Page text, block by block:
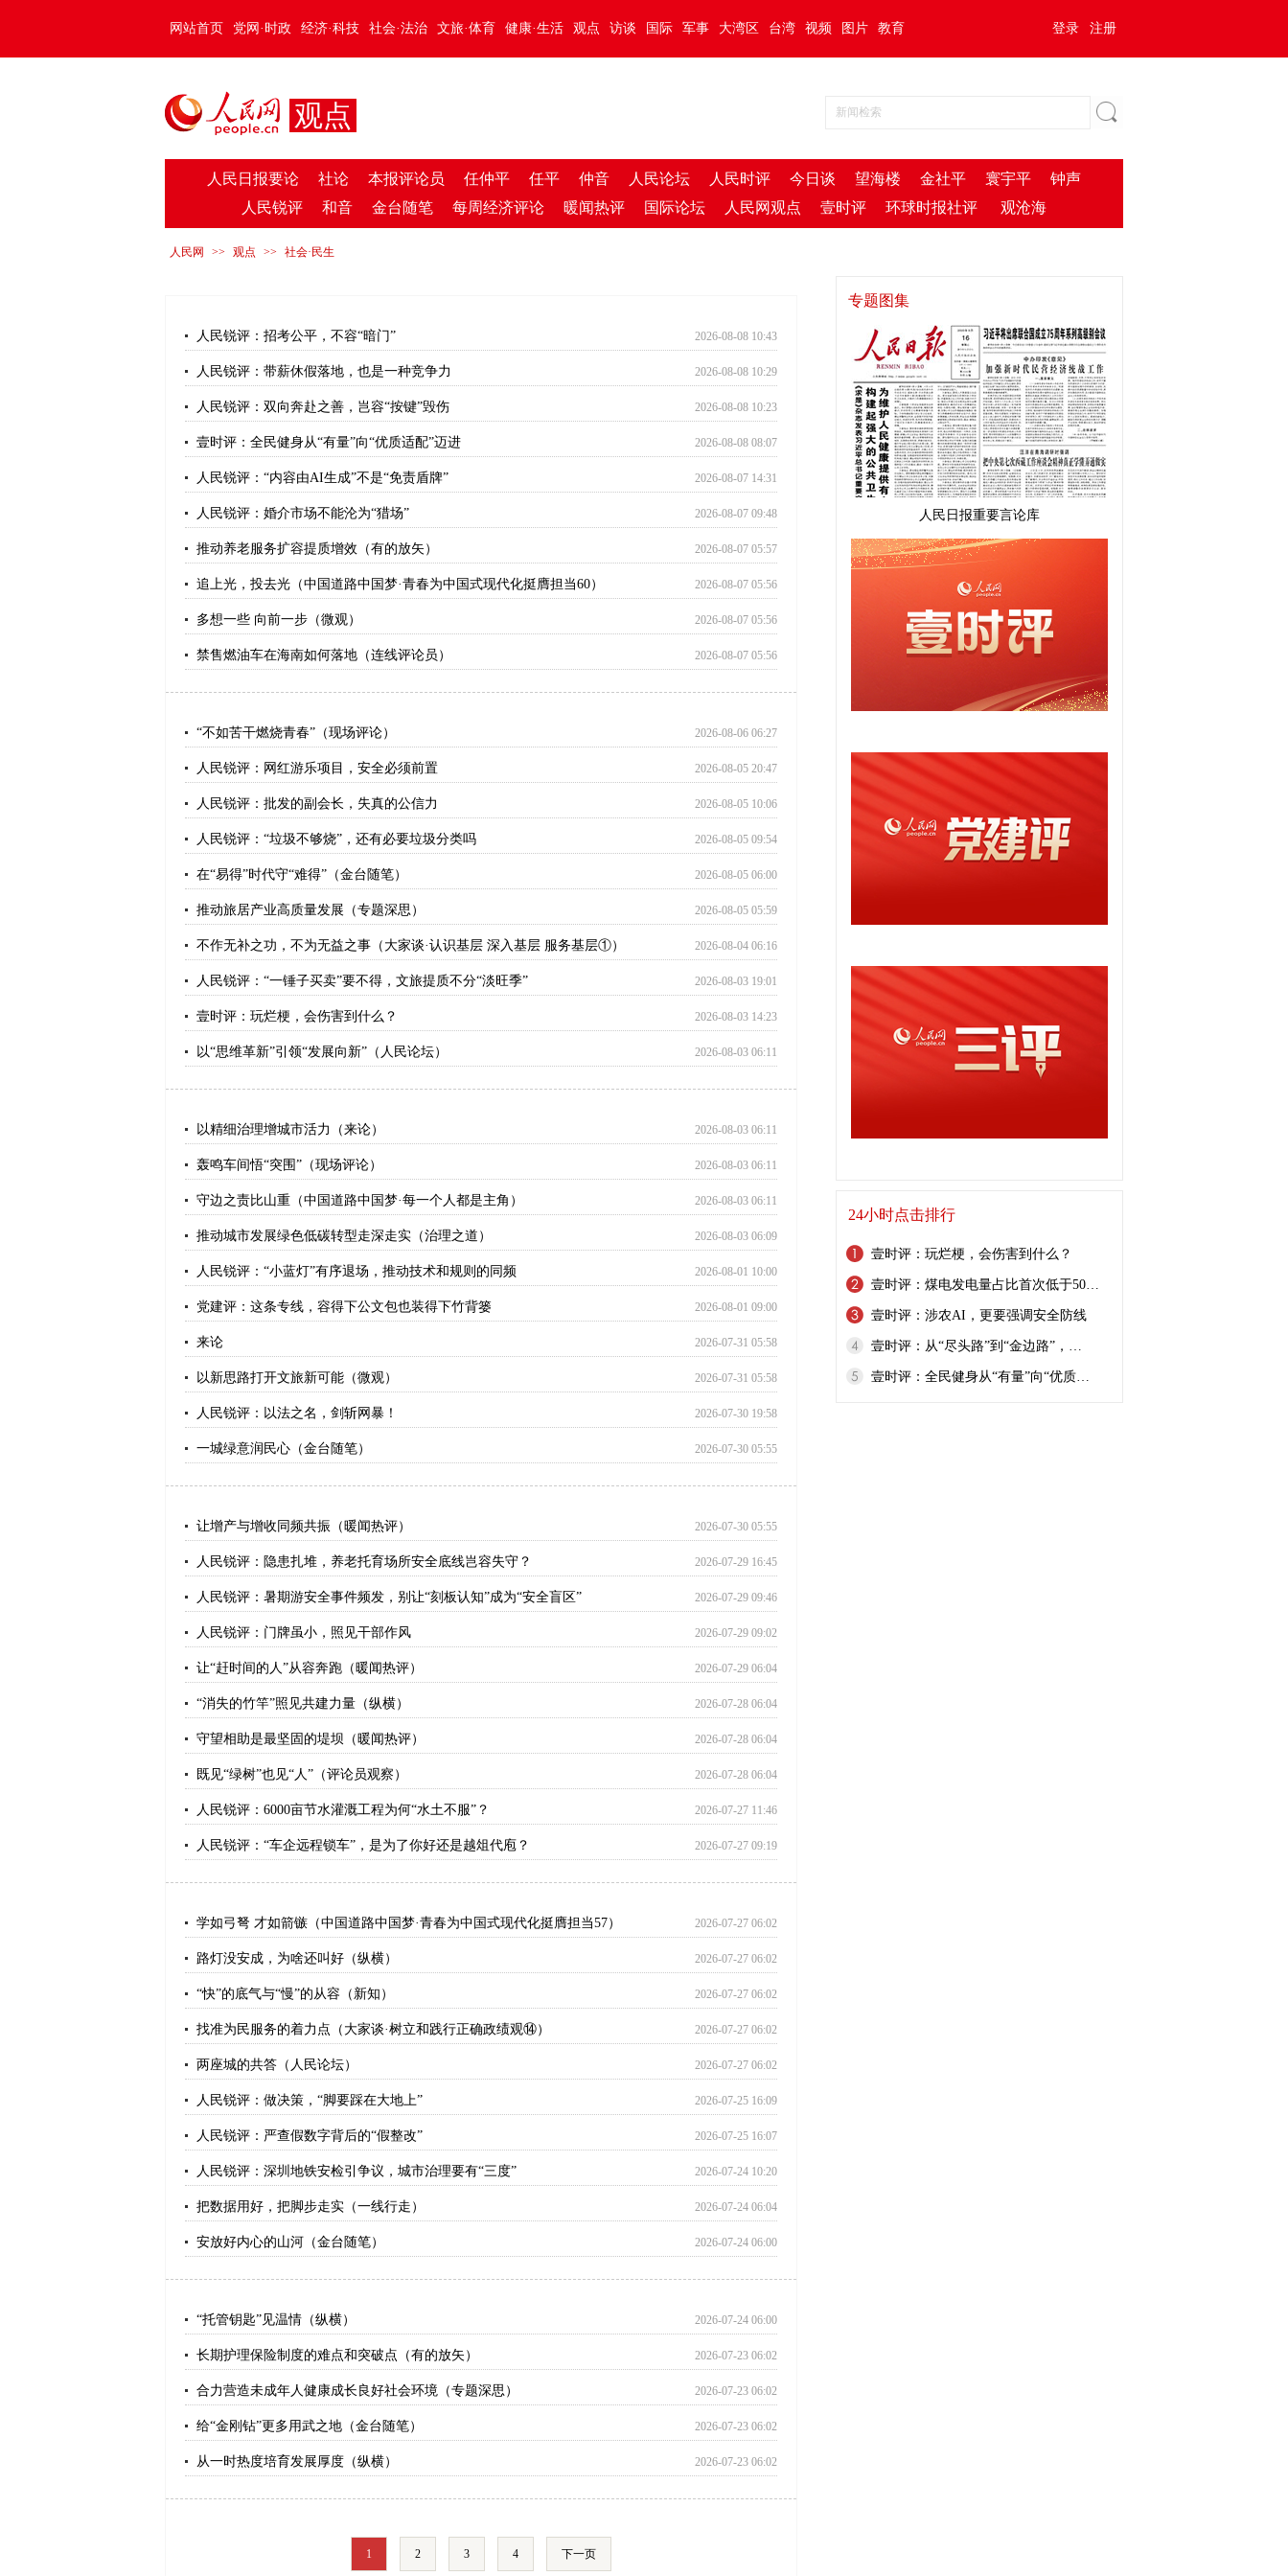
网站首页 党网·时政 经济·科技 社会·法治 文旅·体育 健康·生活 观点 访谈 国际 军事 大湾区 台湾 视频 图片 教育 登录 注册
观点
人民日报要论 社论 本报评论员 任仲平 任平 仲音 人民论坛 人民时评 今日谈 望海楼 金社平 寰宇平
钟声
人民锐评
和音 金台随笔 每周经济评论 暖闻热评 国际论坛 人民网观点 壹时评 环球时报社评 观沧海
人民网 >> 观点 >> 社会·民生
人民锐评：招考公平，不容“暗门” 2026-08-08 10:43
人民锐评：带薪休假落地，也是一种竞争力 2026-08-08 10:29
人民锐评：双向奔赴之善，岂容“按键”毁伤 2026-08-08 10:23
壹时评：全民健身从“有量”向“优质适配”迈进 2026-08-08 08:07
人民锐评：“内容由AI生成”不是“免责盾牌” 2026-08-07 14:31
人民锐评：婚介市场不能沦为“猎场” 2026-08-07 09:48
推动养老服务扩容提质增效（有的放矢） 2026-08-07 05:57
追上光，投去光（中国道路中国梦·青春为中国式现代化挺膺担当60） 2026-08-07 05:56
多想一些 向前一步（微观） 2026-08-07 05:56
禁售燃油车在海南如何落地（连线评论员） 2026-08-07 05:56
“不如苦干燃烧青春”（现场评论） 2026-08-06 06:27
人民锐评：网红游乐项目，安全必须前置 2026-08-05 20:47
人民锐评：批发的副会长，失真的公信力 2026-08-05 10:06
人民锐评：“垃圾不够烧”，还有必要垃圾分类吗 2026-08-05 09:54
在“易得”时代守“难得”（金台随笔） 2026-08-05 06:00
推动旅居产业高质量发展（专题深思） 2026-08-05 05:59
不作无补之功，不为无益之事（大家谈·认识基层 深入基层 服务基层①） 2026-08-04 06:16
人民锐评：“一锤子买卖”要不得，文旅提质不分“淡旺季” 2026-08-03 19:01
壹时评：玩烂梗，会伤害到什么？ 2026-08-03 14:23
以“思维革新”引领“发展向新”（人民论坛） 2026-08-03 06:11
以精细治理增城市活力（来论） 2026-08-03 06:11
轰鸣车间悟“突围”（现场评论） 2026-08-03 06:11
守边之责比山重（中国道路中国梦·每一个人都是主角） 2026-08-03 06:11
推动城市发展绿色低碳转型走深走实（治理之道） 2026-08-03 06:09
人民锐评：“小蓝灯”有序退场，推动技术和规则的同频 2026-08-01 10:00
党建评：这条专线，容得下公文包也装得下竹背篓 2026-08-01 09:00
来论 2026-07-31 05:58
以新思路打开文旅新可能（微观） 2026-07-31 05:58
人民锐评：以法之名，剑斩网暴！ 2026-07-30 19:58
一城绿意润民心（金台随笔） 2026-07-30 05:55
让增产与增收同频共振（暖闻热评） 2026-07-30 05:55
人民锐评：隐患扎堆，养老托育场所安全底线岂容失守？ 2026-07-29 16:45
人民锐评：暑期游安全事件频发，别让“刻板认知”成为“安全盲区” 2026-07-29 09:46
人民锐评：门牌虽小，照见干部作风 2026-07-29 09:02
让“赶时间的人”从容奔跑（暖闻热评） 2026-07-29 06:04
“消失的竹竿”照见共建力量（纵横） 2026-07-28 06:04
守望相助是最坚固的堤坝（暖闻热评） 2026-07-28 06:04
既见“绿树”也见“人”（评论员观察） 2026-07-28 06:04
人民锐评：6000亩节水灌溉工程为何“水土不服”？ 2026-07-27 11:46
人民锐评：“车企远程锁车”，是为了你好还是越俎代庖？ 2026-07-27 09:19
学如弓弩 才如箭镞（中国道路中国梦·青春为中国式现代化挺膺担当57） 2026-07-27 06:02
路灯没安成，为啥还叫好（纵横） 2026-07-27 06:02
“快”的底气与“慢”的从容（新知） 2026-07-27 06:02
找准为民服务的着力点（大家谈·树立和践行正确政绩观⑭） 2026-07-27 06:02
两座城的共答（人民论坛） 2026-07-27 06:02
人民锐评：做决策，“脚要踩在大地上” 2026-07-25 16:09
人民锐评：严查假数字背后的“假整改” 2026-07-25 16:07
人民锐评：深圳地铁安检引争议，城市治理要有“三度” 2026-07-24 10:20
把数据用好，把脚步走实（一线行走） 2026-07-24 06:04
安放好内心的山河（金台随笔） 2026-07-24 06:00
“托管钥匙”见温情（纵横） 2026-07-24 06:00
长期护理保险制度的难点和突破点（有的放矢） 2026-07-23 06:02
合力营造未成年人健康成长良好社会环境（专题深思） 2026-07-23 06:02
给“金刚钻”更多用武之地（金台随笔） 2026-07-23 06:02
从一时热度培育发展厚度（纵横） 2026-07-23 06:02
1 2 3 4 下一页
专题图集
人民日报重要言论库
24小时点击排行
壹时评：玩烂梗，会伤害到什么？
壹时评：煤电发电量占比首次低于50…
壹时评：涉农AI，更要强调安全防线
壹时评：从“尽头路”到“金边路”，…
壹时评：全民健身从“有量”向“优质…